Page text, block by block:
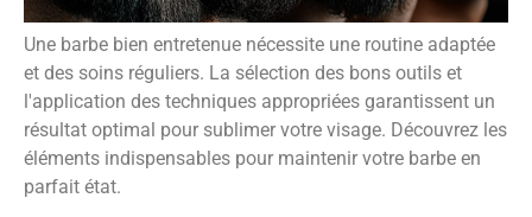
Une barbe bien entretenue nécessite une routine adaptée
et des soins réguliers. La sélection des bons outils et
l'application des techniques appropriées garantissent un
résultat optimal pour sublimer votre visage. Découvrez les
éléments indispensables pour maintenir votre barbe en
parfait état.